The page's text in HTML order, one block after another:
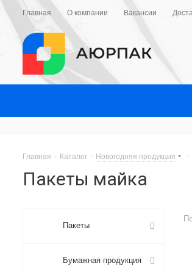
Главная О компании Вакансии
Главная - Каталог - Новогодняя продукция -
Пакеты майка
Пакеты
Бумажная продукция